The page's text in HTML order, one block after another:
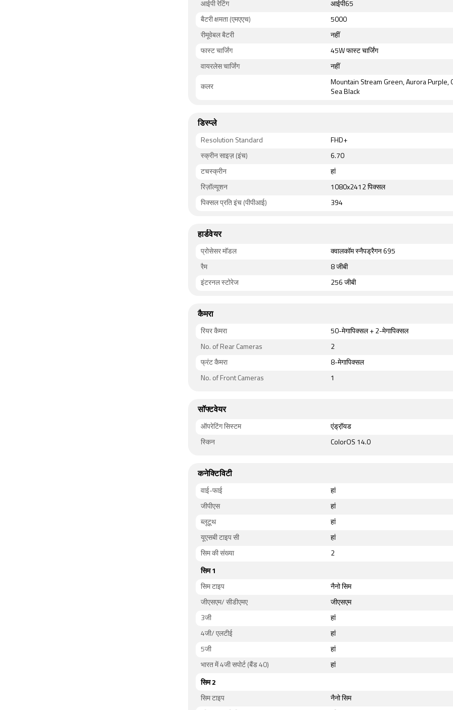
आईपी रेटिंग आईपी65
बैटरी क्षमता (एमएएच) 5000
रीमूवेबल बैटरी नहीं
फास्ट चार्जिंग 45W फास्ट चार्जिंग
वायरलेस चार्जिंग नहीं
कलर
Mountain Stream Green, Aurora Purple,
Sea Black
डिस्प्ले
Resolution Standard FHD+
स्क्रीन साइज़ (इंच) 6.70
टचस्क्रीन हां
रिज़ॉल्यूशन 1080x2412 पिक्सल
पिक्सल प्रति इंच (पीपीआई) 394
हार्डवेयर
प्रोसेसर मॉडल क्वालकॉम स्नैपड्रैगन 695
रैम 8 जीबी
इंटरनल स्टोरेज 256 जीबी
कैमरा
रियर कैमरा 50-मेगापिक्सल + 2-मेगापिक्सल
No. of Rear Cameras 2
फ्रंट कैमरा 8-मेगापिक्सल
No. of Front Cameras 1
सॉफ्टवेयर
ऑपरेटिंग सिस्टम एंड्रॉ़यड
स्किन ColorOS 14.0
कनेक्टिविटी
वाई-फाई हां
जीपीएस हां
ब्लूटूथ हां
यूएसबी टाइप सी हां
सिम की संख्या 2
सिम 1
सिम टाइप नैनो सिम
जीएसएम/ सीडीएमए जीएसएम
3जी हां
4जी/ एलटीई हां
5जी हां
भारत में 4जी सपोर्ट (बैंड 40) हां
सिम 2
सिम टाइप नैनो सिम